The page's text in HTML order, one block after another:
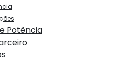
Potência